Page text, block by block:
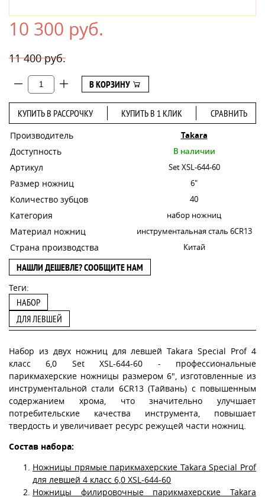
10 300 руб.
11 400 руб.
В КОРЗИНУ
КУПИТЬ В РАССРОЧКУ КУПИТЬ В 1 КЛИК СРАВНИТЬ
Производитель Takara
Доступность В наличии
Артикул Set XSL-644-60
Размер ножниц 6"
Количество зубцов 40
Категория набор ножниц
Материал ножниц инструментальная сталь 6CR13
Страна производства Китай
НАШЛИ ДЕШЕВЛЕ? СООБЩИТЕ НАМ
Теги:
НАБОР
ДЛЯ ЛЕВШЕЙ
Набор из двух ножниц для левшей Takara Special Prof 4
класс 6,0 Set XSL-644-60 - профессиональные
парикмахерские ножницы размером 6", изготовленные из
инструментальной стали 6CR13 (Тайвань) с повышенным
содержанием хрома, что значительно улучшает
потребительские качества инструмента, повышает
твердость и увеличивает ресурс режущей части ножниц.
Состав набора:
Ножницы прямые парикмахерские Takara Special Prof
для левшей 4 класс 6,0 XSL-644-60
Ножницы филировочные парикмахерские Takara